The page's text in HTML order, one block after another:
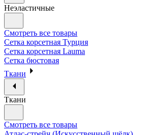
Неэластичные
Смотреть все товары
Сетка корсетная Турция
Сетка корсетная Lauma
Сетка бюстовая
Ткани
Ткани
Смотреть все товары